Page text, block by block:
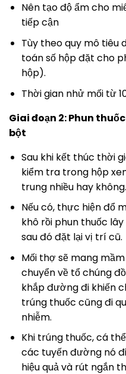
Nên tạo độ ẩm cho
tiếp cận
Tùy theo quy mô tiêu
toán số hộp đặt cho
hộp).
Thời gian nhử mối từ
Giai đoạn 2: Phun
bột
Sau khi kết thúc thời
kiểm tra trong hộp
trung nhiều hay không.
Nếu có, thực hiện đổ
khô rồi phun thuốc
sau đó đặt lại vị trí cũ.
Mối thợ sẽ mang
chuyển về tổ chúng
khắp đường đi khiến
trúng thuốc cũng đi
nhiễm.
Khi trúng thuốc, cá
các tuyến đường nó
hiệu quả và rút ngắn